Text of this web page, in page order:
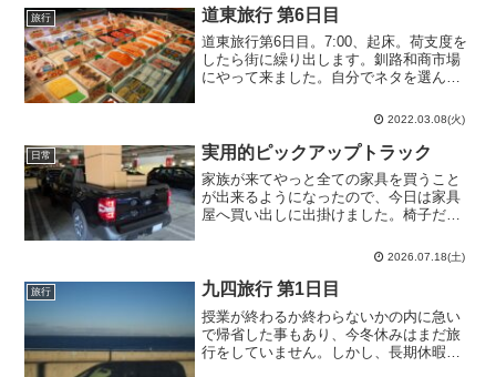
かありません...
旅行 道東旅行 第6日目
道東旅行第6日目。7:00、起床。荷支度を
したら街に繰り出します。釧路和商市場
にやって来ました。自分でネタを選んで
は閉じていて食べられなかったので、今
回は朝ご飯で来てみました。気になるネ
タばかり取っていた...
2022.03.08(火)
日常 実用的ピックアップトラック
家族が来てやっと全ての家具を買うこと
が出来るようになったので、今日は家具
屋へ買い出しに出掛けました。椅子だの
日本の感覚なら配送を頼むところです
が、米国の配送は中々信頼出来ない面が
多い上にかなりの時間を要す...
2026.07.18(土)
旅行 九四旅行 第1日目
授業が終わるか終わらないかの内に急い
で帰省した事もあり、今冬休みはまだ旅
行をしていません。しかし、長期休暇を